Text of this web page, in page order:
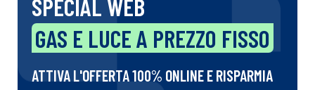
SPECIAL WEB
GAS E LUCE A PREZZO FISSO
ATTIVA L'OFFERTA 100% ONLINE E RISPARMIA